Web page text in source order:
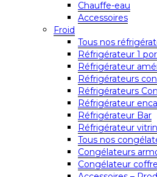
Chauffe-eau
Accessoires
Froid
Tous nos
Réfrigérateur 1
Réfrigérateur
Réfrigérateurs
Réfrigérateurs
Réfrigérateur
Réfrigérateur Bar
Réfrigérateur
Tous nos
Congélateurs
Congélateur coffre